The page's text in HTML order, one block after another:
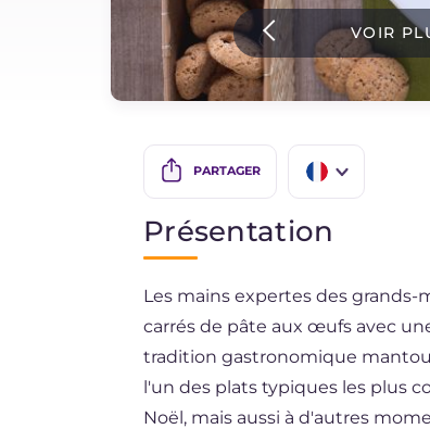
Instagram
YouTube
VOIR
PARTAGER
BR
DE
NL
Présentation
Les mains expertes des
carrés de pâte aux œufs avec
tradition gastronomique
l'un des plats typiques les plus
Noël, mais aussi à d'autres